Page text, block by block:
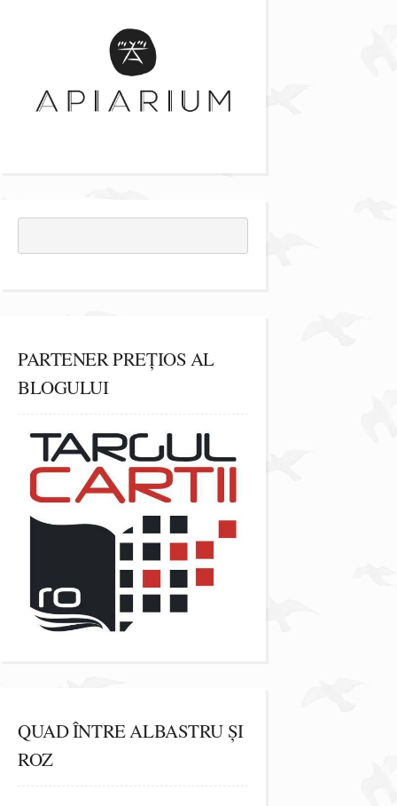
PARTENER PREȚIOS AL
BLOGULUI
QUAD ÎNTRE ALBASTRU ȘI
ROZ